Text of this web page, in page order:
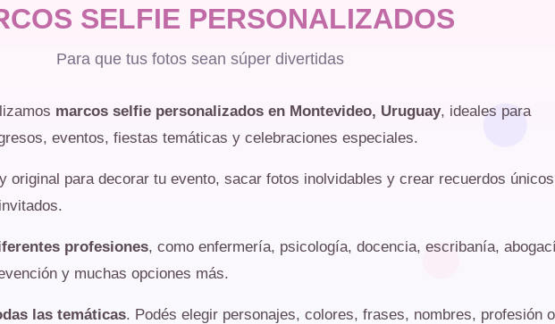
SELFIE PERSONALIZADOS
Para que tus fotos sean súper divertidas
marcos selfie personalizados en Montevideo, Uruguay, ideales para
eventos, fiestas temáticas y celebraciones especiales.
original para decorar tu evento, sacar fotos inolvidables y crear recuerdos únicos
profesiones, como enfermería, psicología, docencia, escribanía,
y muchas opciones más.
las temáticas. Podés elegir personajes, colores, frases, nombres, profesión o